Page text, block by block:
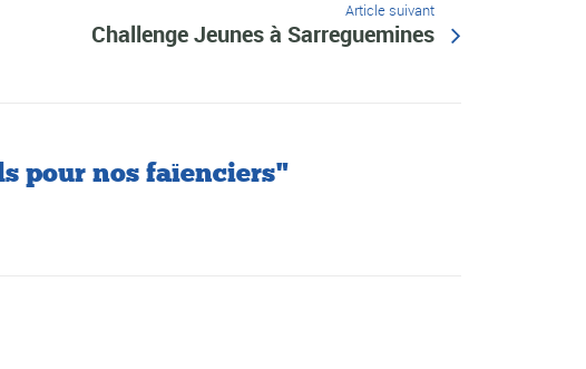
Article suivant
Challenge Jeunes à Sarreguemines
pour nos faïenciers"